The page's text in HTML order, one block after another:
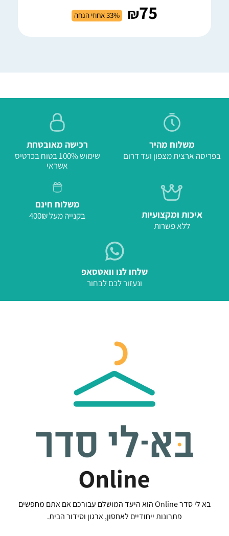
₪75 33% אחוזי הנחה
משלוח מהיר
בפריסה ארצית מצפון ועד דרום
רכישה מאובטחת
שימוש 100% בטוח בכרטיס
אשראי
איכות ומקצועיות
ללא פשרות
משלוח חינם
בקנייה מעל 400₪
שלחו לנו וואטסאפ
ונעזור לכם לבחור
בא לי סדר Online הוא היעד המושלם עבורכם אם אתם מחפשים
פתרונות ייחודיים לאחסון, ארגון וסידור הבית.